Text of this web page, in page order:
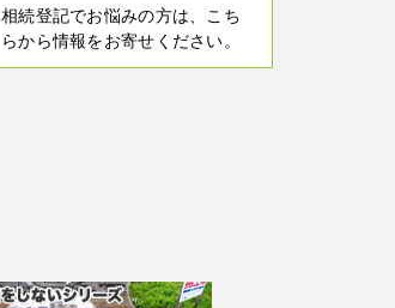
相続登記でお悩みの方は、こち
らから情報をお寄せください。